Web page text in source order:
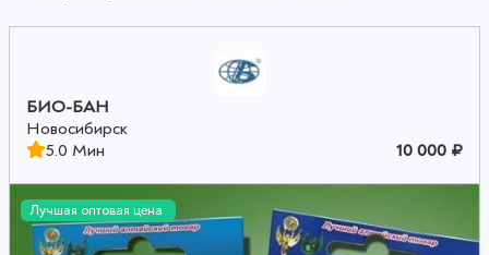
БИО-БАН
Новосибирск
5.0 Мин
10 000 ₽
Лучшая оптовая цена